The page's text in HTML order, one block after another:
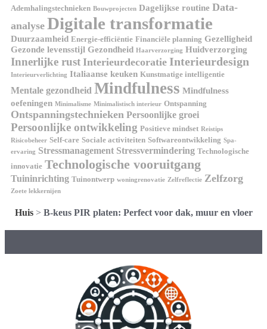
Ademhalingstechnieken Bouwprojecten Dagelijkse routine Data-
analyse Digitale transformatie
Duurzaamheid Energie-efficiëntie Financiële planning Gezelligheid
Gezonde levensstijl Gezondheid Haarverzorging Huidverzorging
Innerlijke rust Interieurdecoratie Interieurdesign
Interieurverlichting Italiaanse keuken Kunstmatige intelligentie
Mentale gezondheid Mindfulness Mindfulness
oefeningen Minimalisme Minimalistisch interieur Ontspanning
Ontspanningstechnieken Persoonlijke groei
Persoonlijke ontwikkeling Positieve mindset Reistips
Risicobeheer Self-care Sociale activiteiten Softwareontwikkeling Spa-
ervaring Stressmanagement Stressvermindering Technologische
innovatie Technologische vooruitgang
Tuininrichting Tuinontwerp woningrenovatie Zelfreflectie Zelfzorg
Zoete lekkernijen
Huis> B-keus PIR platen: Perfect voor dak, muur en vloer